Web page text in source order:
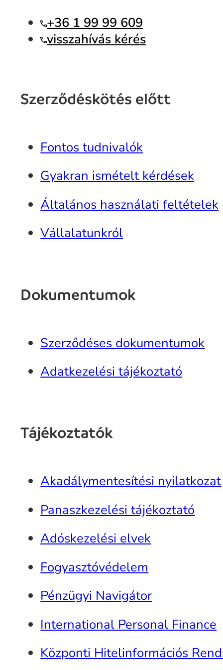
+36 1 99 99 609
visszahívás kérés
Szerződéskötés előtt
Fontos tudnivalók
Gyakran ismételt kérdések
Általános használati feltételek
Vállalatunkról
Dokumentumok
Szerződéses dokumentumok
Adatkezelési tájékoztató
Tájékoztatók
Akadálymentesítési nyilatkozat
Panaszkezelési tájékoztató
Adóskezelési elvek
Fogyasztóvédelem
Pénzügyi Navigátor
International Personal Finance
Központi Hitelinformációs